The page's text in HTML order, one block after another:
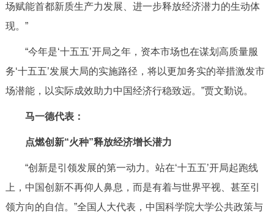
场赋能首都新质生产力发展、进一步释放经济潜力的生动体
现。”
“今年是‘十五五’开局之年，资本市场也在谋划高质量服
务‘十五五’发展大局的实施路径，将以更加务实的举措激发市
场潜能，以实际成效助力中国经济行稳致远。”贾文勤说。
马一德代表：
点燃创新“火种”释放经济增长潜力
“创新是引领发展的第一动力。站在‘十五五’开局起跑线
上，中国创新不再仰人鼻息，而是有着与世界平视、甚至引
领方向的自信。”全国人大代表，中国科学院大学公共政策与